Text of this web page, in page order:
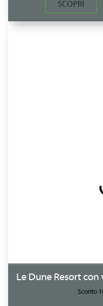
SCOPRI
Le Dune Resort
Sconto